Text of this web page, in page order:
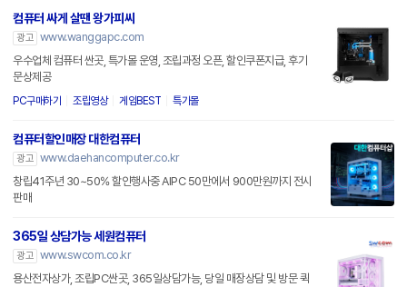
컴퓨터 싸게 살땐 왕가피씨
광고 www.wanggapc.com
우수업체 컴퓨터 싼곳, 특가몰 운영, 조립과정 오픈, 할인쿠폰지급, 후기
문상제공
PC구매하기 조립영상 게임BEST 특가몰
컴퓨터할인매장 대한컴퓨터
광고 www.daehancomputer.co.kr
창립41주년 30~50% 할인행사중 AIPC 50만에서 900만원까지 전시
판매
365일 상담가능 세원컴퓨터
광고 www.swcom.co.kr
용산전자상가, 조립PC싼곳, 365일상담가능, 당일 매장상담 및 방문 퀵